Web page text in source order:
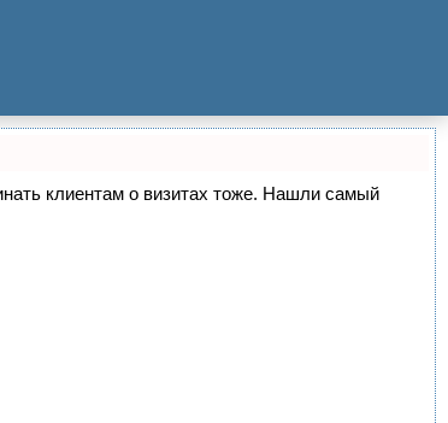
клиентам о визитах тоже. Нашли самый